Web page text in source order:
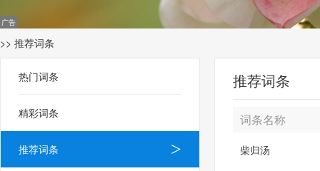
>> 推荐词条
推荐词条
词条名称
柴归汤
热门词条
精彩词条
推荐词条